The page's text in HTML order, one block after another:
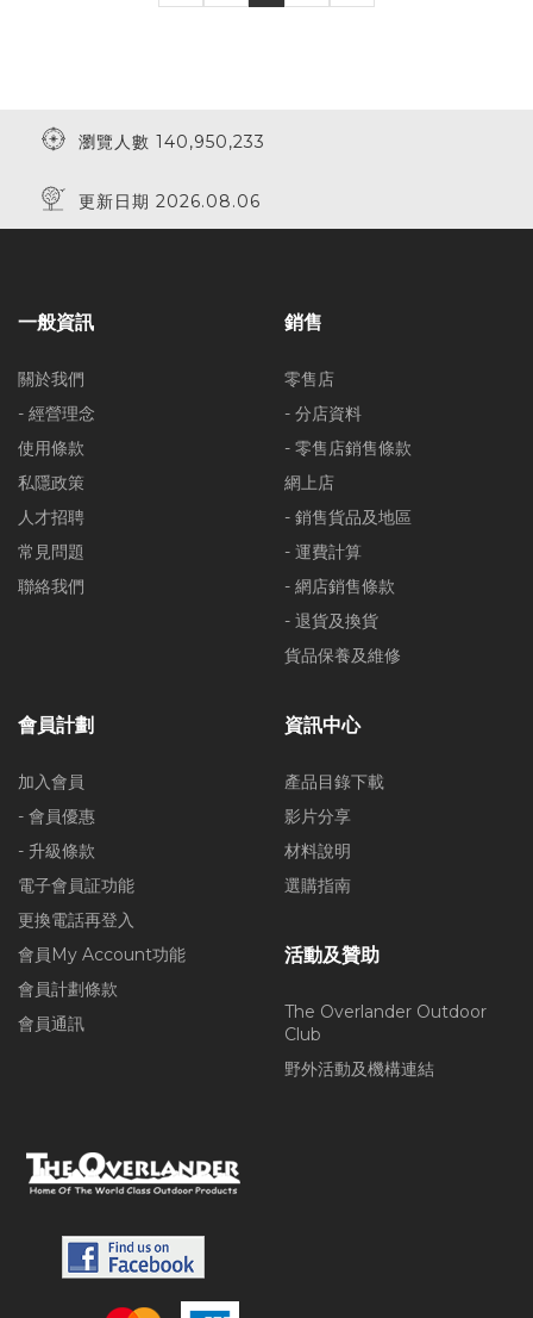
瀏覽人數 140,950,233
更新日期 2026.08.06
一般資訊
關於我們
- 經營理念
使用條款
私隱政策
人才招聘
常見問題
聯絡我們
銷售
零售店
- 分店資料
- 零售店銷售條款
網上店
- 銷售貨品及地區
- 運費計算
- 網店銷售條款
- 退貨及換貨
貨品保養及維修
會員計劃
加入會員
- 會員優惠
- 升級條款
電子會員証功能
更換電話再登入
會員My Account功能
會員計劃條款
會員通訊
資訊中心
產品目錄下載
影片分享
材料說明
選購指南
活動及贊助
The Overlander Outdoor
Club
野外活動及機構連結